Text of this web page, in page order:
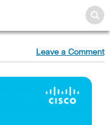
Leave a Comment